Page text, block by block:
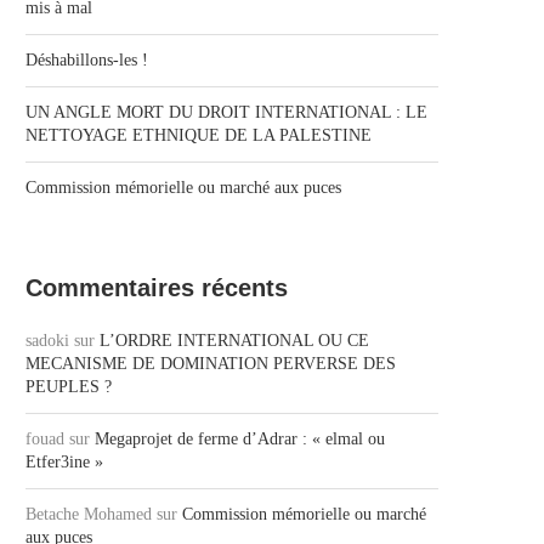
mis à mal
Déshabillons-les !
UN ANGLE MORT DU DROIT INTERNATIONAL : LE
NETTOYAGE ETHNIQUE DE LA PALESTINE
Commission mémorielle ou marché aux puces
Commentaires récents
sadoki sur L’ORDRE INTERNATIONAL OU CE
MECANISME DE DOMINATION PERVERSE DES
PEUPLES ?
fouad sur Megaprojet de ferme d’Adrar : « elmal ou
Etfer3ine »
Betache Mohamed sur Commission mémorielle ou marché
aux puces